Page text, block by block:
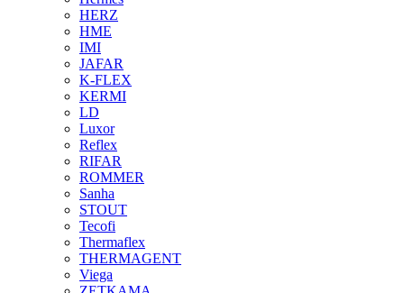
HERZ
HME
IMI
JAFAR
K-FLEX
KERMI
LD
Luxor
Reflex
RIFAR
ROMMER
Sanha
STOUT
Tecofi
Thermaflex
THERMAGENT
Viega